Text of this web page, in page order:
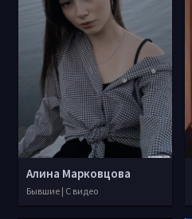
Алина Марковцова
Бывшие | С видео